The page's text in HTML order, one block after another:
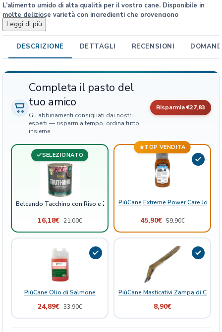
L’alimento umido di alta qualità per il vostro cane. Disponibile in
molte deliziose varietà con ingredienti che provengono
dall’affidabile agricoltura tedesca. Non utilizziamo carne pressata,
ma solo carne in pezzi, cucinata con cura. Ogni menù viene arricchito
con ingredienti selezionati e contiene prezioso olio di cardo, ricco di
non contiene aromatizzanti, coloranti e conservanti.
Leggi di più
R
i
s
o
u
c
c
i
n
S
l
t
n
i
t
DESCRIZIONE DETTAGLI RECENSIONI
Completa il pasto del
tuo amico
Gli abbinamenti consigliati dai nostri
esperti — risparmia tempo, ordina tutto
insieme.
Risparmia€27,83
SELEZIONATO
Belcando Tacchino con Riso e Zucchine Scatolette
16,18€ 21,00€
TOP VENDITA
PiùCane Extreme Power Care Joint
45,90€ 59,90€
PiùCane Olio di Salmone
24,89€ 33,90€
PiùCane Masticativi Zampa di
8,90€